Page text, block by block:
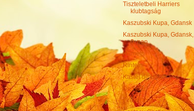
Tiszteletbeli Harriers
klubtagság
Kaszubski Kupa, Gdansk
Kaszubski Kupa, Gdansk,
0. nap
Hameln
Rinteln
Kastel de Haar
De Haan
Great Dixter